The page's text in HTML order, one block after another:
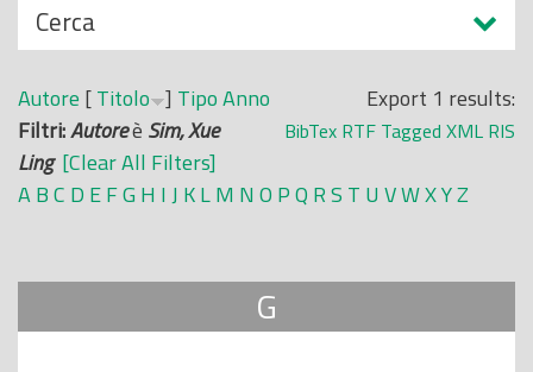
N
a
s
c
o
n
d
Cerca
Export 1 results:
BibTex RTF Tagged XML RIS
Autore [Titolo ] TipoAnno
Filtri:Autoreè Sim, Xue
Ling [Clear All Filters]
ABC D EFG H IJ KLM N O PQ RS T U VWXYZ
G